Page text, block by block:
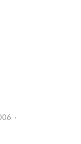
en mayo 22, 2006 ·